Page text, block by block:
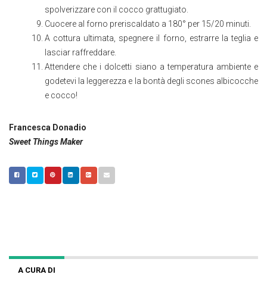
spolverizzare con il cocco grattugiato.
Cuocere al forno preriscaldato a 180° per 15/20 minuti.
A cottura ultimata, spegnere il forno, estrarre la teglia e
lasciar raffreddare.
Attendere che i dolcetti siano a temperatura ambiente e
godetevi la leggerezza e la bontà degli scones albicocche
e cocco!
Francesca Donadio
Sweet Things Maker
A CURA DI